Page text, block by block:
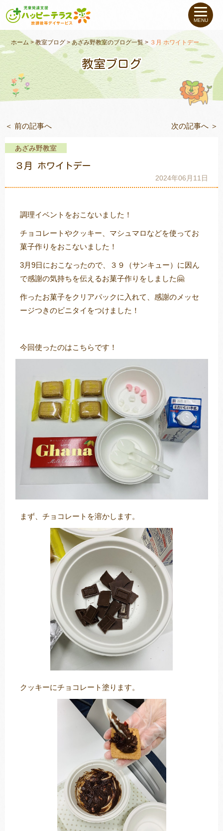
私たちについて
未就学のお子さま（０〜６才）
小学生〜高校生のお子さま
支援事例
教室一覧
トレキング DIDIM
MENU
ホーム >教室ブログ>あざみ野教室のブログ一覧> ３月 ホワイトデー
教室ブログ
＜ 前の記事へ 次の記事へ ＞
あざみ野教室
３月 ホワイトデー
2024年06月11日
調理イベントをおこないました！
チョコレートやクッキー、マシュマロなどを使ってお
菓子作りをおこないました！
3月9日におこなったので、３９（サンキュー）に因ん
で感謝の気持ちを伝えるお菓子作りをしました🤗
作ったお菓子をクリアパックに入れて、感謝のメッセ
ージつきのビニタイをつけました！
今回使ったのはこちらです！
まず、チョコレートを溶かします。
クッキーにチョコレート塗ります。